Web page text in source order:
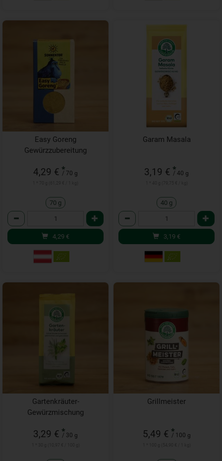
Easy Goreng
Gewürzzubereitung
4,29 € *
/ 70 g
70 g
Anzahl
4,29 €
Garam Masala
3,19 € *
/ 40 g
40 g
Anzahl
3,19 €
Gartenkräuter-
Gewürzmischung
3,29 € *
/ 30 g
Grillmeister
5,49 € *
/ 100 g